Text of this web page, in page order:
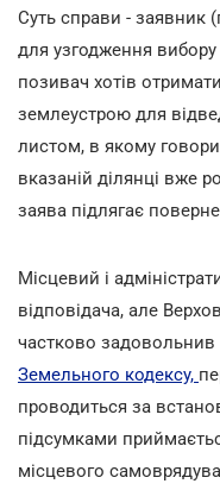
Суть справи - заявник
для узгодження
позивач хотів
землеустрою для
листом, в якому
вказаній ділянці вже
заява підлягає
Місцевий і
відповідача, але
частково задовольнив
Земельного кодексу,
проводиться за
підсумками
місцевого